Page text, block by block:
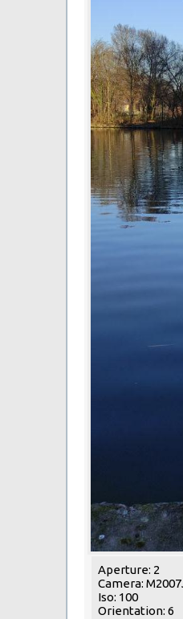
Aperture: 2
Camera:
Iso: 100
Orientation: 6